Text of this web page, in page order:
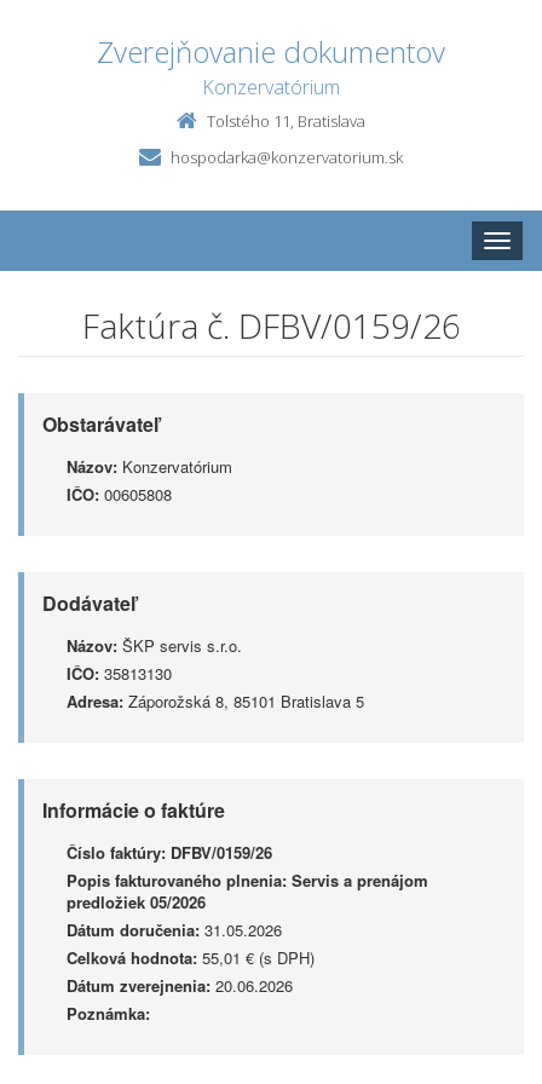
Zverejňovanie dokumentov
Konzervatórium
Tolstého 11, Bratislava
hospodarka@konzervatorium.sk
Toggle
Faktúra č. DFBV/0159/26
Obstarávateľ
Názov: Konzervatórium
IČO: 00605808
Dodávateľ
Názov: ŠKP servis s.r.o.
IČO: 35813130
Adresa: Záporožská 8, 85101 Bratislava 5
Informácie o faktúre
Číslo faktúry: DFBV/0159/26
Popis fakturovaného plnenia: Servis a prenájom
predložiek 05/2026
Dátum doručenia: 31.05.2026
Celková hodnota: 55,01 € (s DPH)
Dátum zverejnenia: 20.06.2026
Poznámka: